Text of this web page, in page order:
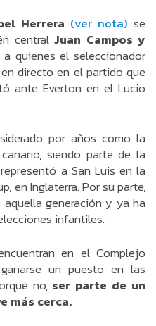
Herrera (ver nota) se
central Juan Campos y
a quienes el seleccionador
directo en el partido que
ante Everton en el Lucio
por años como la
siendo parte de la
a San Luis en la
en Inglaterra. Por su parte,
generación y ya ha
infantiles.
en el Complejo
un puesto en las
no, ser parte de un
más cerca.